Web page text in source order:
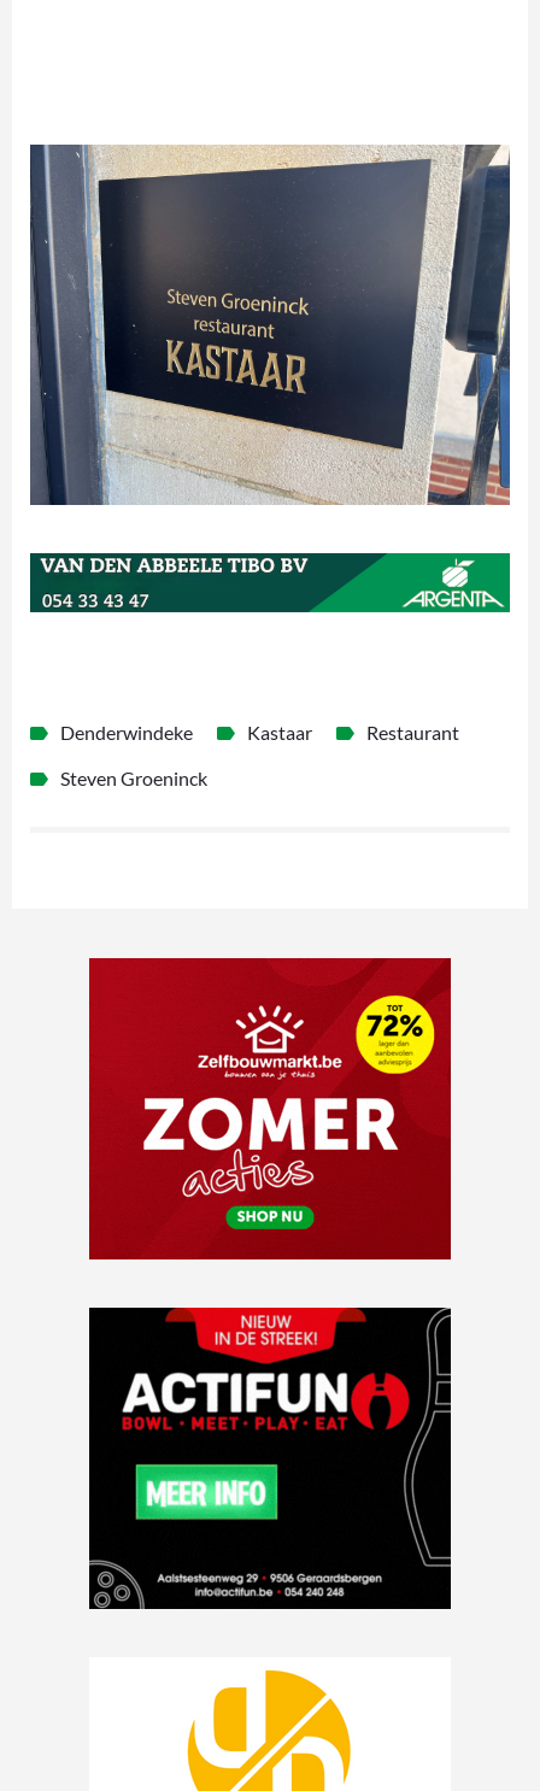
Denderwindeke Kastaar
Restaurant
Steven Groeninck